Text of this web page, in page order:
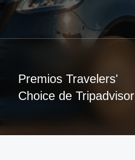
Premios Travelers'
Choice de Tripadvisor